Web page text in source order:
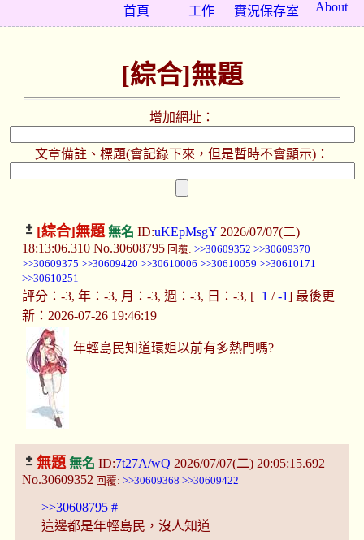
About
實況保存室
工作
首頁
[綜合]無題
增加網址：
文章備註、標題(會記錄下來，但是暫時不會顯示)：
[綜合]無題無名 ID:uKEpMsgY2026/07/07(二)
18:13:06.310No.30608795回覆: >>30609352 >>30609370
>>30609375 >>30609420 >>30610006 >>30610059 >>30610171
>>30610251
評分：-3, 年：-3, 月：-3, 週：-3, 日：-3, [+1 /-1] 最後更
新：2026-07-26 19:46:19
年輕島民知道環姐以前有多熱門嗎?
無題無名 ID:7t27A/wQ 2026/07/07(二) 20:05:15.692
No.30609352回覆: >>30609368 >>30609422
>>30608795#
這邊都是年輕島民，沒人知道